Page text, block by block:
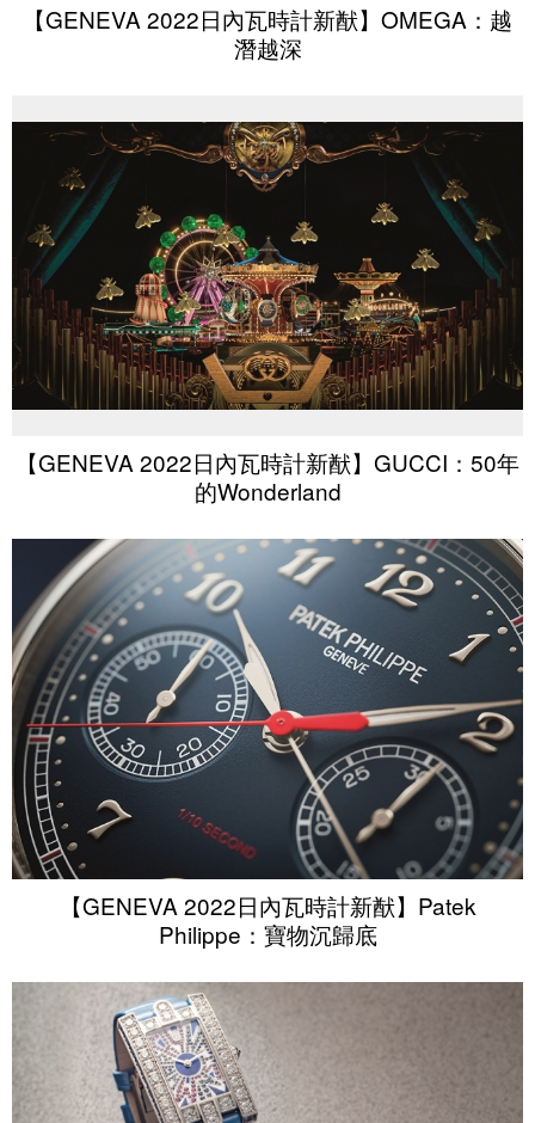
【GENEVA 2022日內瓦時計新猷】OMEGA：越
潛越深
【GENEVA 2022日內瓦時計新猷】GUCCI：50年
的Wonderland
【GENEVA 2022日內瓦時計新猷】Patek
Philippe：寶物沉歸底